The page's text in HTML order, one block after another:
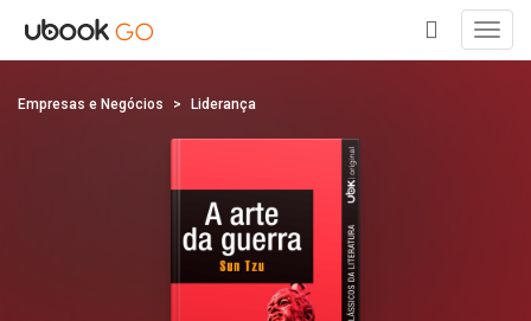
Empresas e Negócios Liderança